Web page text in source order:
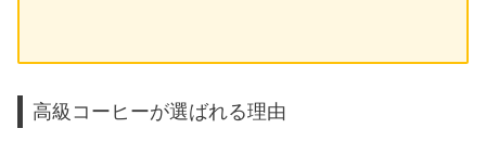
高級コーヒーが選ばれる理由